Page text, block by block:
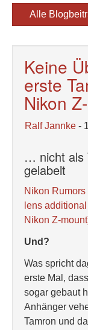
Alle
Keine
erste
Nikon
Ralf Jannke -
… nicht als
gelabelt
Nikon Rumors
lens
Nikon Z-
Und?
Was spricht
erste Mal,
sogar gebaut
Anhänger
Tamron und